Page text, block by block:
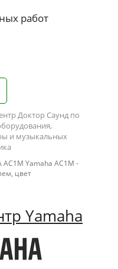
работ
Доктор Саунд по
и музыкальных
Yamaha AC1M -
цвет
Yamaha